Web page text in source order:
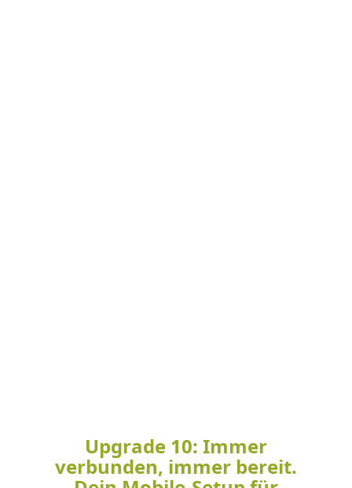
Upgrade 10: Immer
verbunden, immer bereit.